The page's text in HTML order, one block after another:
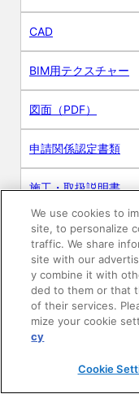
CAD
BIM用テクスチャー
図面（PDF）
申請関係認定書類
施工・取扱説明書
動画
シミュレーションツ
24時間換気システム
簡易設計見積ソフト
R&Dセンター環境測
We use cookies to
site, to personalize
traffic. We share
site with our
y combine it with
ded to them or that
of their services.
mize your cookie
cy
Cookie